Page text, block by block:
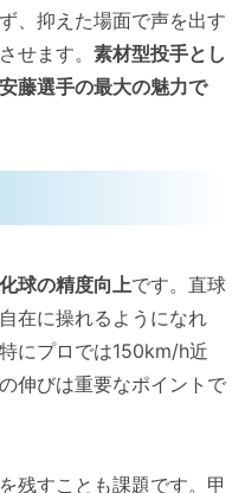
、抑えた場面で声を出す
せます。 素材型投手とし
藤選手の最大の魅力で
球の精度向上です。直球
在に操れるようになれ
にプロでは150km/h近
伸びは重要なポイントで
残すことも課題です。甲